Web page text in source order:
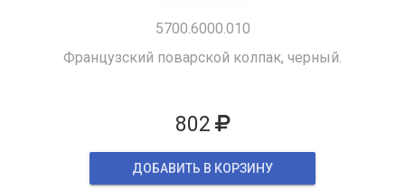
5700.6000.010
Французский поварской колпак, черный.
802
ДОБАВИТЬ В КОРЗИНУ